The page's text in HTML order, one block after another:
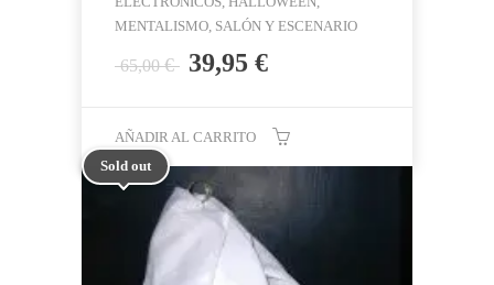
MENTALISMO, SALÓN Y ESCENARIO
65,00€
El
era:
65,00 €.
39,95 €El
es:
39,95 €.
AÑADIR AL CARRITO
Sold out